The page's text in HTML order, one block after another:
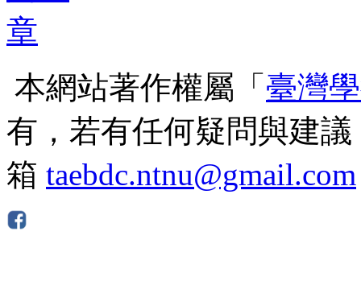
本網站著作權屬「 臺灣
有，若有任何疑問與建
箱 taebdc.ntnu@gmail.com